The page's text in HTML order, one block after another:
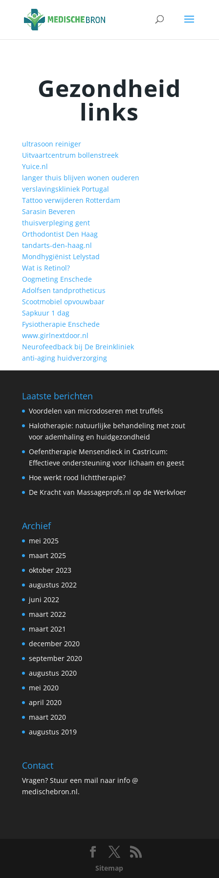
Gezondheid
links
ultrasoon reiniger
Uitvaartcentrum bollenstreek
Yuice.nl
langer thuis blijven wonen ouderen
verslavingskliniek Portugal
Tattoo verwijderen Rotterdam
Sarasin Beveren
thuisverpleging gent
Orthodontist Den Haag
tandarts-den-haag.nl
Mondhygiënist Lelystad
Wat is Retinol?
Oogmeting Enschede
Adolfsen tandprotheticus
Scootmobiel opvouwbaar
Sapkuur 1 dag
Fysiotherapie Enschede
www.girlnextdoor.nl
Neurofeedback bij De Breinkliniek
anti-aging huidverzorging
Laatste berichten
Voordelen van microdoseren met truffels
Halotherapie: natuurlijke behandeling met zout
voor ademhaling en huidgezondheid
Oefentherapie Mensendieck in Castricum:
Effectieve ondersteuning voor lichaam en geest
Hoe werkt rood lichttherapie?
De Kracht van Massageprofs.nl op de Werkvloer
Archief
mei 2025
maart 2025
oktober 2023
augustus 2022
juni 2022
maart 2022
maart 2021
december 2020
september 2020
augustus 2020
mei 2020
april 2020
maart 2020
augustus 2019
Contact
Vragen? Stuur een mail naar info @
medischebron.nl.
Sitemap